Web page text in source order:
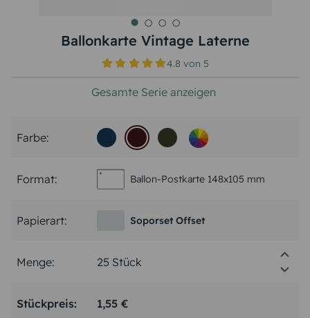
Ballonkarte Vintage Laterne
4.8 von5
Gesamte Serie anzeigen
Farbe:
Format: Ballon-Postkarte 148x105 mm
Papierart: Soporset Offset
Menge:
Stückpreis: 1,55 €